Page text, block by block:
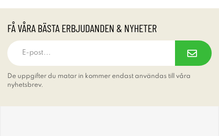
FÅ VÅRA BÄSTA ERBJUDANDEN & NYHETER
De uppgifter du matar in kommer endast användas till våra
nyhetsbrev.